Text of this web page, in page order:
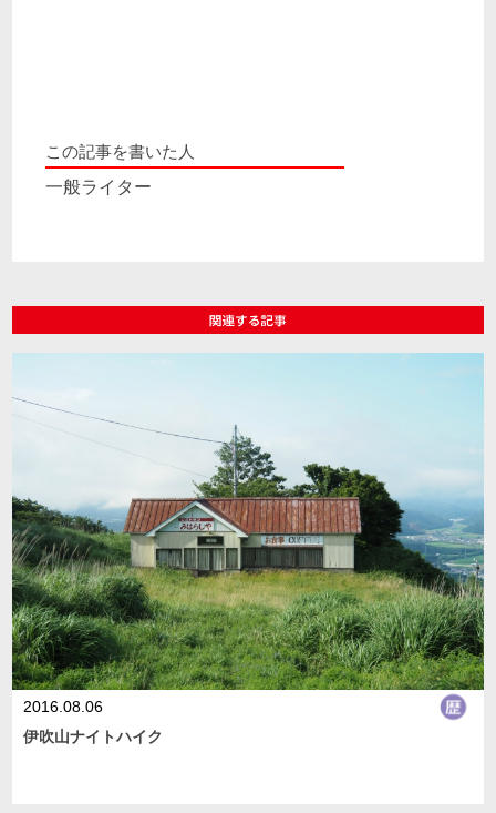
この記事を書いた人
一般ライター
2016.08.06
伊吹山ナイトハイク